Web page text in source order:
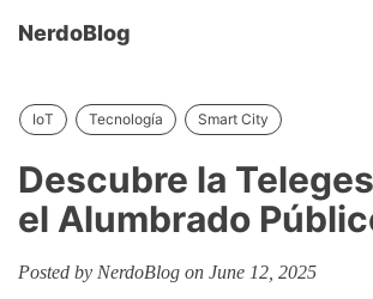
NerdoBlog
IoT Tecnología Smart City
Descubre la
el Alumbrado
Posted by NerdoBlog on June 12, 2025